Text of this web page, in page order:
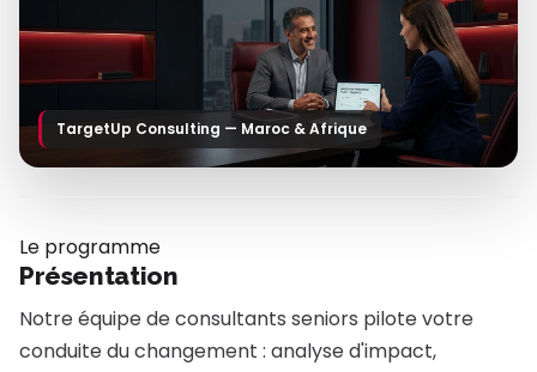
TargetUp Consulting — Maroc & Afrique
Le programme
Présentation
Notre équipe de consultants seniors pilote votre
conduite du changement : analyse d'impact,